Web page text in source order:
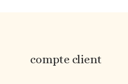
compte client